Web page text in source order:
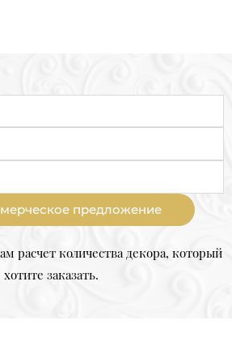
предложение
расчет количества декора, который
хотите заказать.